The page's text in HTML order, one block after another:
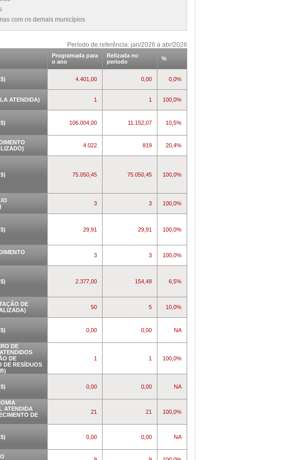
com os demais municípios
Período de referência: jan/2026 a abr/2026
Programada para
o ano
Relizada no
periodo
%
4.401,00 0,00 0,0%
ATENDIDA) 1 1 100,0%
106.004,00 11.152,07 10,5%
4.022 819 20,4%
75.050,45 75.050,45 100,0%
3 3 100,0%
29,91 29,91 100,0%
3 3 100,0%
2.377,00 154,48 6,5%
DE
50 5 10,0%
0,00 0,00 NA
DE
DE
DE RESÍDUOS
1 1 100,0%
0,00 0,00 NA
ATENDIDA
DE
21 21 100,0%
0,00 0,00 NA